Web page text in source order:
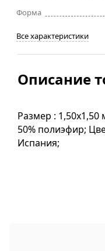
Форма
Все характеристики
Описание
Размер : 1,50х1,50
50% полиэфир;
Испания;
Инверторы